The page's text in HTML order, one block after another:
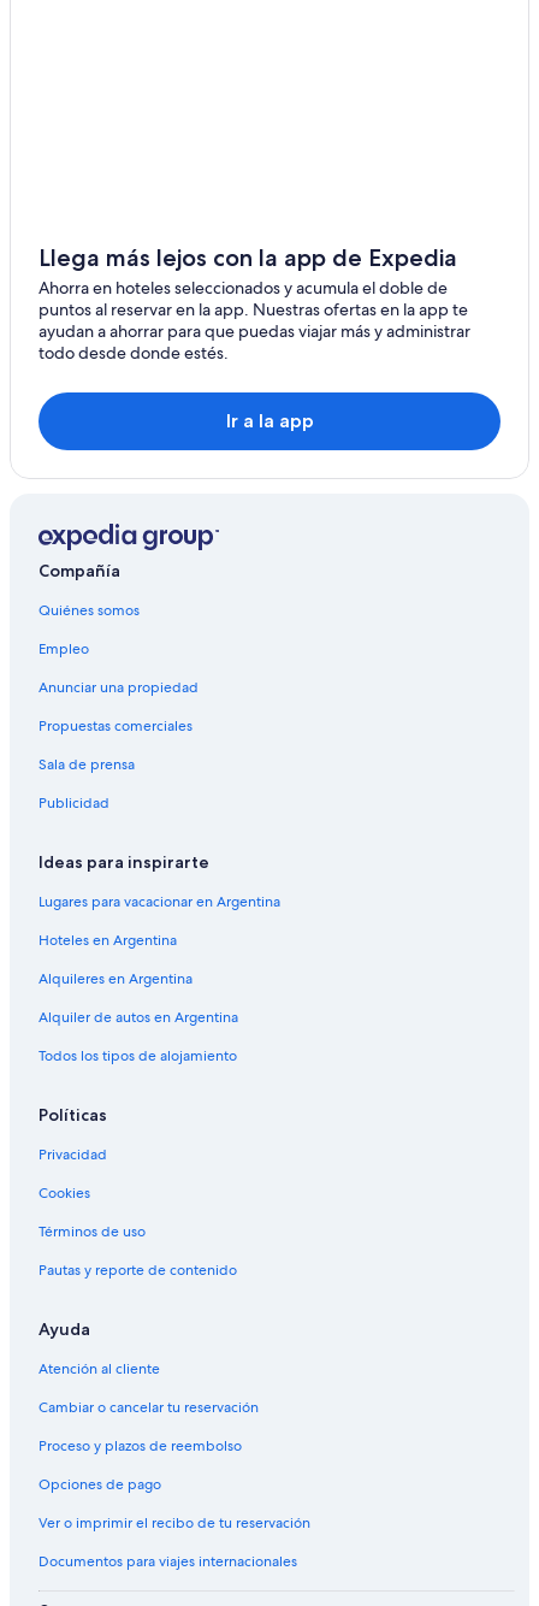
Llega más lejos con la app de Expedia
Ahorra en hoteles seleccionados y acumula el doble de
puntos al reservar en la app. Nuestras ofertas en la app te
ayudan a ahorrar para que puedas viajar más y administrar
todo desde donde estés.
Ir a la app
Compañía
Quiénes somos
Empleo
Anunciar una propiedad
Propuestas comerciales
Sala de prensa
Publicidad
Ideas para inspirarte
Lugares para vacacionar en Argentina
Hoteles en Argentina
Alquileres en Argentina
Alquiler de autos en Argentina
Todos los tipos de alojamiento
Políticas
Privacidad
Cookies
Términos de uso
Pautas y reporte de contenido
Ayuda
Atención al cliente
Cambiar o cancelar tu reservación
Proceso y plazos de reembolso
Opciones de pago
Ver o imprimir el recibo de tu reservación
Documentos para viajes internacionales